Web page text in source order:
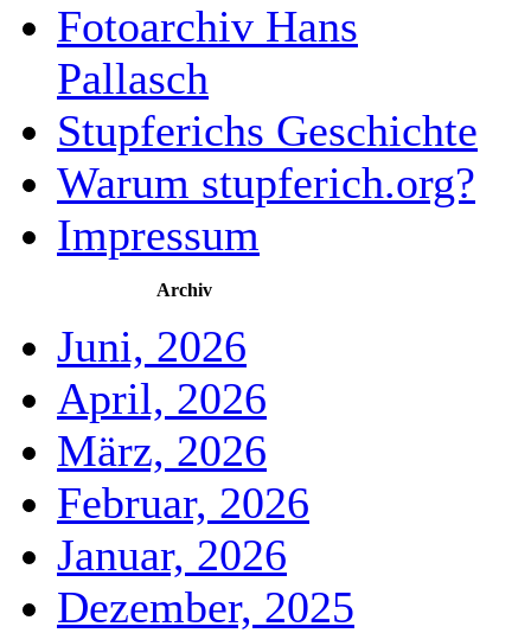
Fotoarchiv Hans
Pallasch
Stupferichs Geschichte
Warum stupferich.org?
Impressum
Archiv
Juni, 2026
April, 2026
März, 2026
Februar, 2026
Januar, 2026
Dezember, 2025